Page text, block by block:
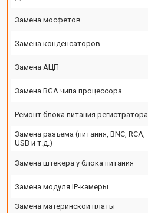
Замена мосфетов
Замена конденсаторов
Замена АЦП
Замена BGA чипа процессора
Ремонт блока питания регистратора
Замена разъема (питания, BNC, RCA,
USB и т.д.)
Замена штекера у блока питания
Замена модуля IP-камеры
Замена материнской платы